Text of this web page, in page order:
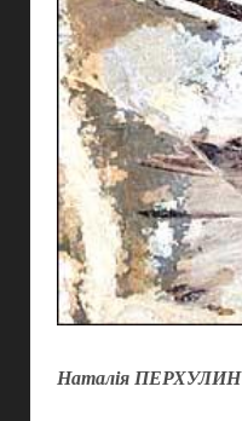
Наталія ПЕРХУЛИН